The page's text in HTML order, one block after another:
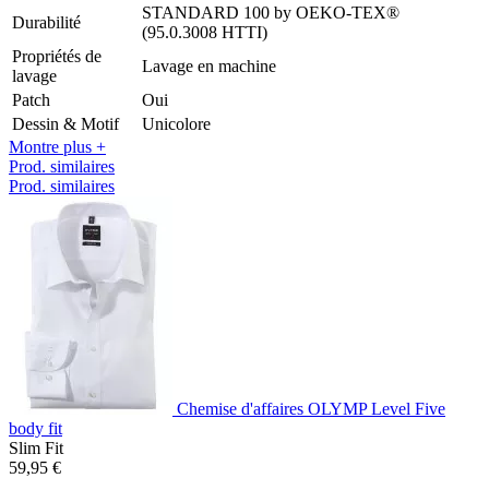
Durabilité
STANDARD 100 by OEKO-TEX®
(95.0.3008 HTTI)
Propriétés de
lavage
Lavage en machine
Patch
Oui
Dessin & Motif
Unicolore
Montre plus +
Prod. similaires
Prod. similaires
Chemise d'affaires OLYMP Level Five
body fit
Slim Fit
59,95 €